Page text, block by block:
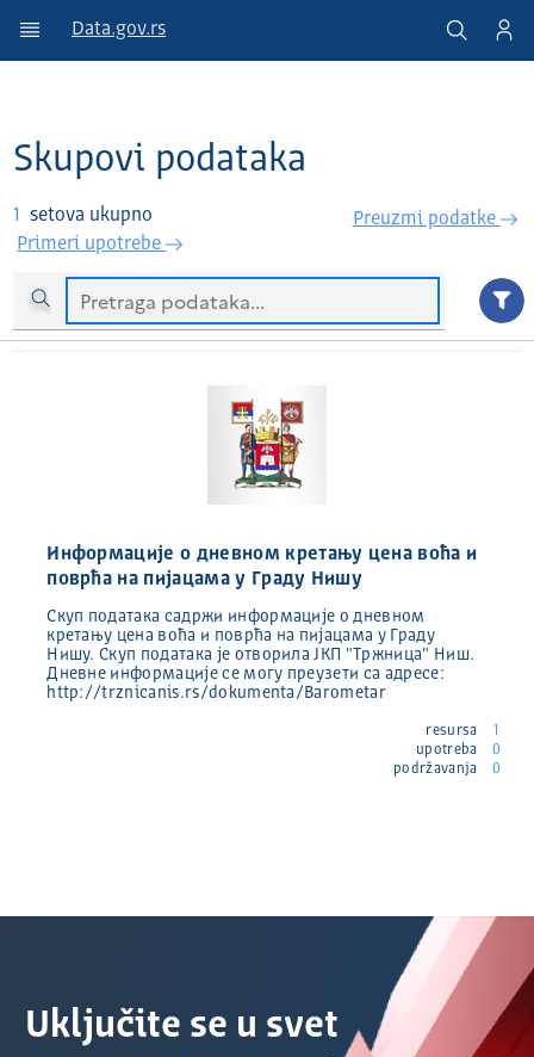
Data.gov.rs
Skupovi podataka
1
setova ukupno
Primeri upotrebe
Preuzmi podatke
Информације o дневном кретању цена воћа и
поврћа на пијацама у Граду Нишу
Скуп података садржи информације o дневном
кретању цена воћа и поврћа на пијацама у Граду
Нишу. Скуп података је отворила ЈКП "Тржница" Ниш.
Дневне информације се могу преузети са адресе:
http://trznicanis.rs/dokumenta/Barometar
resursa
1
upotreba
0
podržavanja
0
Uključite se u svet